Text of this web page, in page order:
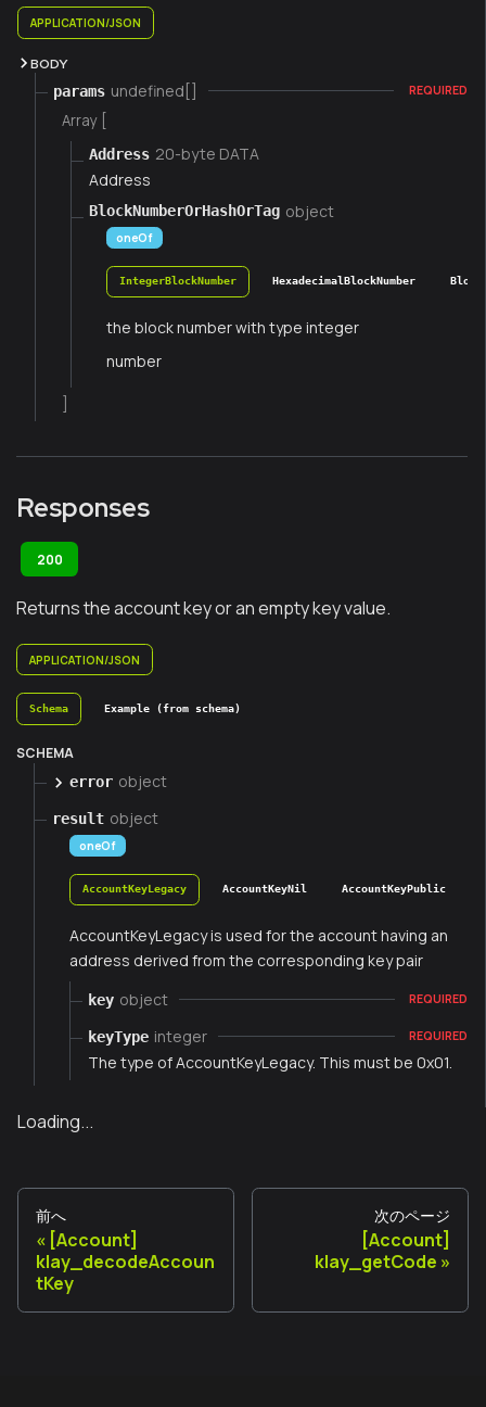
APPLICATION/JSON
BODY
params undefined[] REQUIRED
Array [
Address 20-byte DATA
Address
BlockNumberOrHashOrTag object
oneOf
IntegerBlockNumber HexadecimalBlockNumber
the block number with type integer
number
Responses
200
Returns the account key or an empty key value.
APPLICATION/JSON
Schema Example (from schema)
SCHEMA
error object
result object
oneOf
AccountKeyLegacy AccountKeyNil AccountKeyPublic
AccountKeyLegacy is used for the account having an
address derived from the corresponding key pair
key object REQUIRED
keyType integer REQUIRED
The type of AccountKeyLegacy. This must be 0x01.
Loading...
前へ
[Account]
klay_decodeAccoun
tKey
次のページ
[Account]
klay_getCode